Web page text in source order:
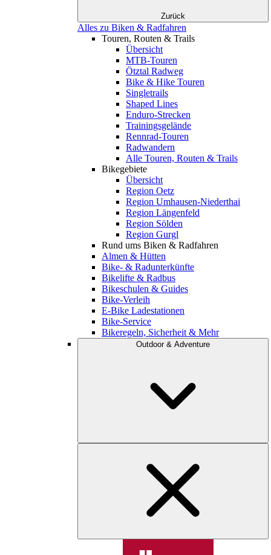
Zurück
Alles zu Biken & Radfahren
Touren, Routen & Trails
Übersicht
MTB-Touren
Ötztal Radweg
Bike & Hike Touren
Singletrails
Shaped Lines
Enduro-Strecken
Trainingsgelände
Rennrad-Touren
Radwandern
Alle Touren, Routen & Trails
Bikegebiete
Übersicht
Region Oetz
Region Umhausen-Niederthai
Region Längenfeld
Region Sölden
Region Gurgl
Rund ums Biken & Radfahren
Almen & Hütten
Bike- & Radunterkünfte
Bikelifte & Radbus
Bikeschulen & Guides
Bike-Verleih
E-Bike Ladestationen
Bike-Service
Bikeregeln, Sicherheit & Mehr
Outdoor & Adventure